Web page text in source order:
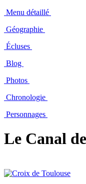
Menu détaillé
Géographie
Écluses
Blog
Photos
Chronologie
Personnages
Le Canal